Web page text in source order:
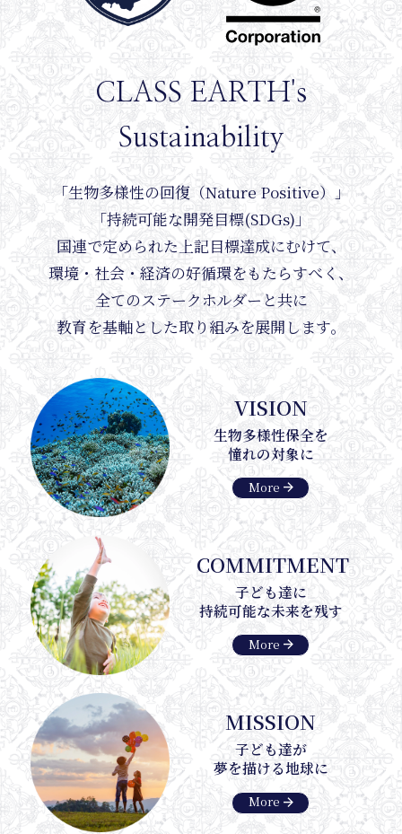
Events
CLASS EARTH's
Sustainability
「生物多様性の回復（Nature Positive）」
「持続可能な開発目標(SDGs)」
国連で定められた上記目標達成にむけて、
環境・社会・経済の好循環をもたらすべく、
全てのステークホルダーと共に
教育を基軸とした取り組みを展開します。
VISION
生物多様性保全を
憧れの対象に
More arrow_forward
COMMITMENT
子ども達に
持続可能な未来を残す
More arrow_forward
MISSION
子ども達が
夢を描ける地球に
More arrow_forward